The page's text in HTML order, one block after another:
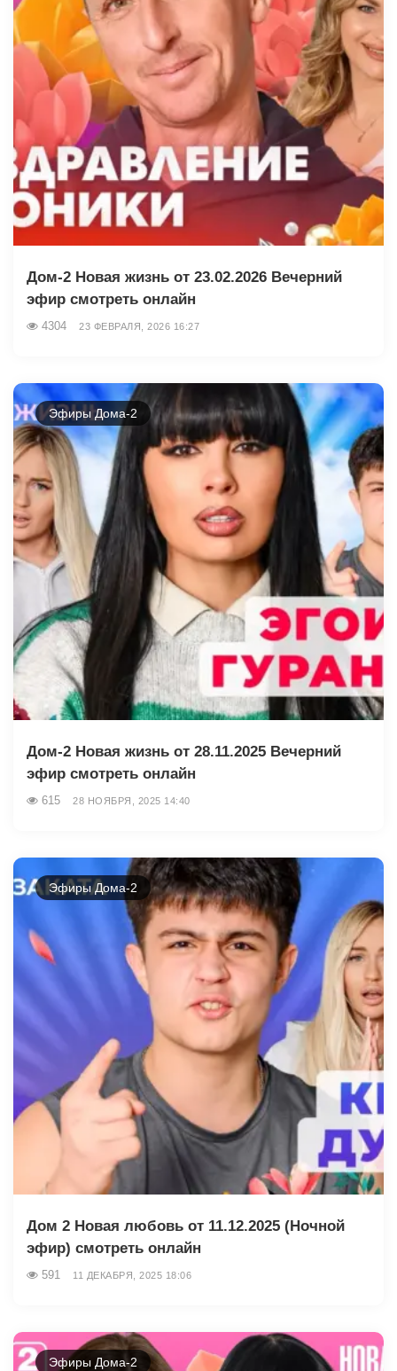
Дом-2 Новая жизнь от 23.02.2026 Вечерний
эфир смотреть онлайн
4304 23 ФЕВРАЛЯ, 2026 16:27
Эфиры Дома-2
Дом-2 Новая жизнь от 28.11.2025 Вечерний
эфир смотреть онлайн
615 28 НОЯБРЯ, 2025 14:40
Эфиры Дома-2
Дом 2 Новая любовь от 11.12.2025 (Ночной
эфир) смотреть онлайн
591 11 ДЕКАБРЯ, 2025 18:06
Эфиры Дома-2